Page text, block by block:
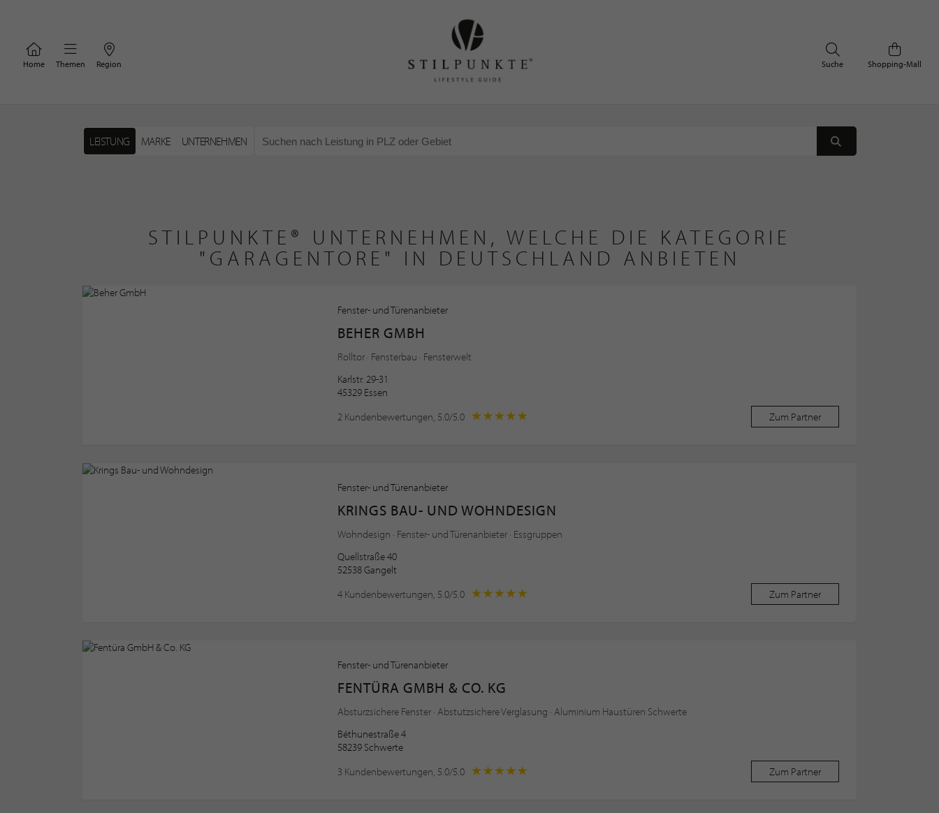
Home Themen Region Shopping-Mall
Suche
LEISTUNG MARKE UNTERNEHMEN
STILPUNKTE® UNTERNEHMEN, WELCHE DIE KATEGORIE
"GARAGENTORE" IN DEUTSCHLAND ANBIETEN
Fenster- und Türenanbieter
BEHER GMBH
Rolltor · Fensterbau · Fensterwelt
Karlstr. 29-31
45329 Essen
2 Kundenbewertungen, 5.0/5.0
Zum Partner
Fenster- und Türenanbieter
KRINGS BAU- UND WOHNDESIGN
Wohndesign · Fenster- und Türenanbieter · Essgruppen
Quellstraße 40
52538 Gangelt
4 Kundenbewertungen, 5.0/5.0
Zum Partner
Fenster- und Türenanbieter
FENTÜRA GMBH & CO. KG
Absturzsichere Fenster · Abstutzsichere Verglasung · Aluminium Haustüren Schwerte
Béthunestraße 4
58239 Schwerte
3 Kundenbewertungen, 5.0/5.0
Zum Partner